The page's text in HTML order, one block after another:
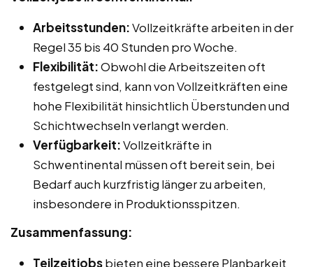
Arbeitsstunden:Vollzeitkräfte arbeiten in der
Regel 35 bis 40 Stunden pro Woche.
Flexibilität:Obwohl die Arbeitszeiten oft
festgelegt sind, kann von Vollzeitkräften eine
hohe Flexibilität hinsichtlich Überstunden und
Schichtwechseln verlangt werden.
Verfügbarkeit:Vollzeitkräfte in
Schwentinental müssen oft bereit sein, bei
Bedarf auch kurzfristig länger zu arbeiten,
insbesondere in Produktionsspitzen.
Zusammenfassung:
Teilzeitjobsbieten eine bessere Planbarkeit